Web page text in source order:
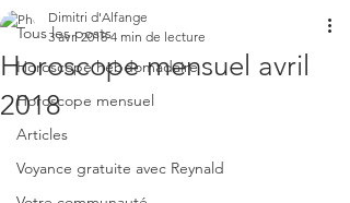
Tous les posts
Horoscope hebdomadaire
Horoscope mensuel
Articles
Voyance gratuite avec Reynald
Horoscope mensuel avril
2018
Dimitri d'Alfange
3 avr. 2018 4 min de lecture